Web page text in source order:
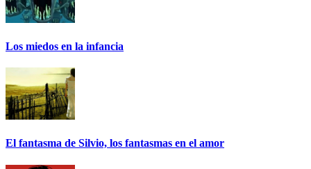
Los miedos en la infancia
El fantasma de Silvio, los fantasmas en el amor